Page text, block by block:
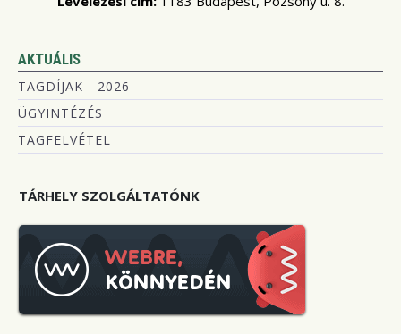
AKTUÁLIS
TAGDÍJAK - 2026
ÜGYINTÉZÉS
TAGFELVÉTEL
TÁRHELY SZOLGÁLTATÓNK